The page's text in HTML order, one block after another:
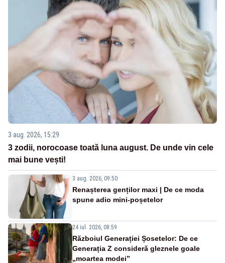
3 aug. 2026, 15:29
3 zodii, norocoase toată luna august. De unde vin cele
mai bune vești!
3 aug. 2026, 09:50
Renașterea genților maxi | De ce moda
spune adio mini-poșetelor
24 iul. 2026, 08:59
Războiul Generației Șosetelor: De ce
Generația Z consideră gleznele goale
„moartea modei”